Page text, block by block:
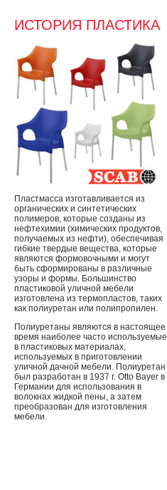
ИСТОРИЯ ПЛАСТИКА
Пластмасса изготавливается из
органических и синтетических
полимеров, которые созданы из
нефтехимии (химических продуктов,
получаемых из нефти), обеспечивая
гибкие твердые вещества, которые
являются формовочными и могут
быть сформированы в различные
узоры и формы. Большинство
пластиковой уличной мебели
изготовлена ​​из термопластов, таких
как полиуретан или полипропилен.
Полиуретаны являются в настоящее
время наиболее часто используемые
в пластиковых материалах,
используемых в приготовлении
уличной дачной мебели. Полиуретан
был разработан в 1937 г. Otto Bayer в
Германии для использования в
волокнах жидкой пены, а затем
преобразован для изготовления
мебели.